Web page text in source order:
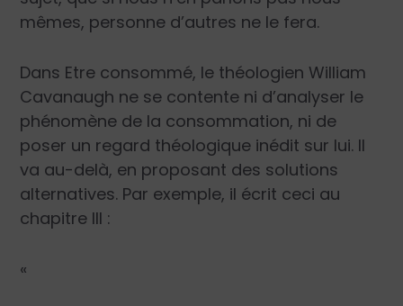
mêmes, personne d’autres ne le fera.
Dans Etre consommé, le théologien William
Cavanaugh ne se contente ni d’analyser le
phénomène de la consommation, ni de
poser un regard théologique inédit sur lui. Il
va au-delà, en proposant des solutions
alternatives. Par exemple, il écrit ceci au
chapitre III :
«